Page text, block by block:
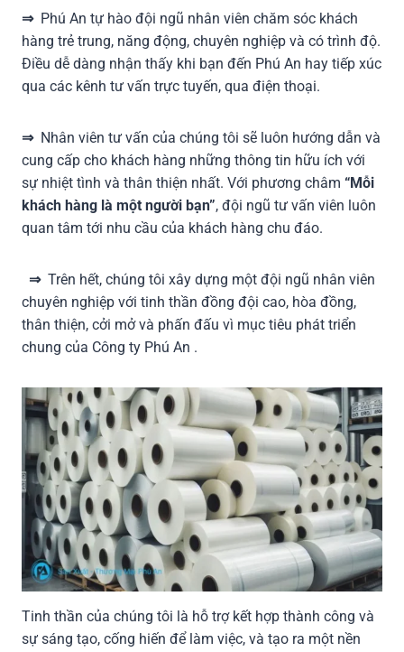
⇒ Phú An tự hào đội ngũ nhân viên chăm sóc khách
hàng trẻ trung, năng động, chuyên nghiệp và có trình độ.
Điều dễ dàng nhận thấy khi bạn đến Phú An hay tiếp xúc
qua các kênh tư vấn trực tuyến, qua điện thoại.
⇒ Nhân viên tư vấn của chúng tôi sẽ luôn hướng dẫn và
cung cấp cho khách hàng những thông tin hữu ích với
sự nhiệt tình và thân thiện nhất. Với phương châm “Mỗi
khách hàng là một người bạn”, đội ngũ tư vấn viên luôn
quan tâm tới nhu cầu của khách hàng chu đáo.
⇒ Trên hết, chúng tôi xây dựng một đội ngũ nhân viên
chuyên nghiệp với tinh thần đồng đội cao, hòa đồng,
thân thiện, cởi mở và phấn đấu vì mục tiêu phát triển
chung của Công ty Phú An .
Tinh thần của chúng tôi là hỗ trợ kết hợp thành công và
sự sáng tạo, cống hiến để làm việc, và tạo ra một nền